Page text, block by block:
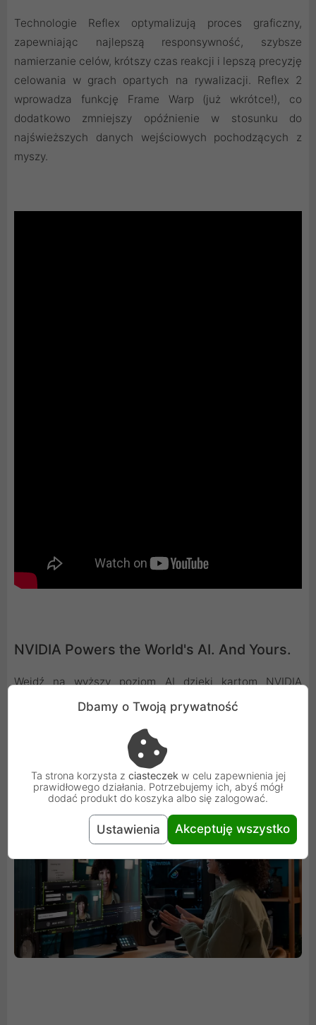
Technologie Reflex optymalizują proces graficzny,
zapewniając najlepszą responsywność, szybsze
namierzanie celów, krótszy czas reakcji i lepszą precyzję
celowania w grach opartych na rywalizacji. Reflex 2
wprowadza funkcję Frame Warp (już wkrótce!), co
dodatkowo zmniejszy opóźnienie w stosunku do
najświeższych danych wejściowych pochodzących z
myszy.
NVIDIA Powers the World's AI. And Yours.
Wejdź na wyższy poziom AI dzięki kartom NVIDIA
GeForce RTX i podkręć rozgrywkę, tworzenie,
procesorom AI zyskasz dostęp do czołowej na świecie
technologii AI wspomagającej Twój komputer z
systemem Windows.
Dbamy o Twoją prywatność
Ta strona korzysta z ciasteczek w celu zapewnienia jej
prawidłowego działania. Potrzebujemy ich, abyś mógł
dodać produkt do koszyka albo się zalogować.
Ustawienia Akceptuję wszystko